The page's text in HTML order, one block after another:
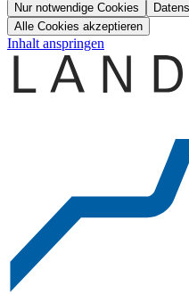
Nur notwendige Cookies
Alle Cookies akzeptieren
Inhalt anspringen